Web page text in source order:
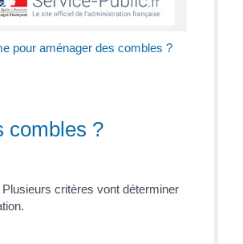
pour aménager des combles ?
combles ?
critères vont déterminer